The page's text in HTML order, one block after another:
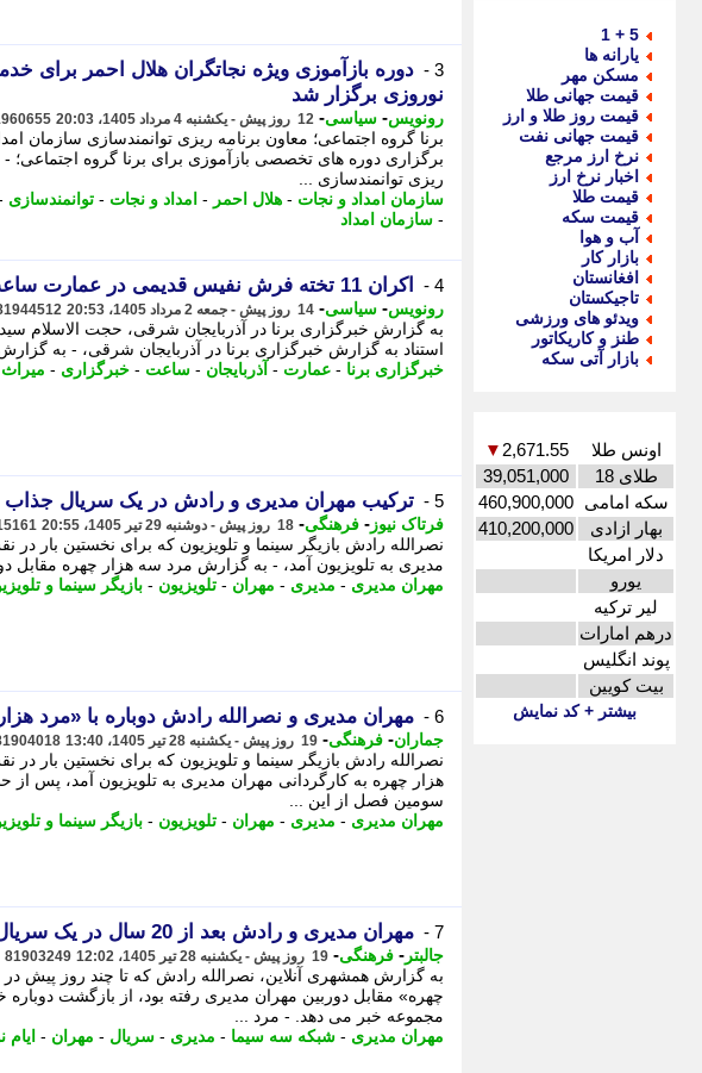
5 + 1
یارانه ها
مسکن مهر
قیمت جهانی طلا
قیمت روز طلا و ارز
قیمت جهانی نفت
نرخ ارز مرجع
اخبار نرخ ارز
قیمت طلا
قیمت سکه
آب و هوا
بازار کار
افغانستان
تاجیکستان
ویدئو های ورزشی
طنز و کاریکاتور
بازار آتی سکه
اونس طلا 2,671.55
▼
طلای 18
39,051,000
سکه امامی 460,900,000
بهار ازادی
410,200,000
دلار امریکا
یورو
لیر ترکیه
درهم امارات
پوند انگلیس
بیت کویین
بیشتر + کد نمایش
3 -
دوره بازآموزی ویژه نجاتگران هلال احمر برای
نوروزی برگزار شد
رونویس- سیاسی- 12 روز پیش - یکشنبه 4 مرداد 1405، 20:03
برنا گروه اجتماعی؛ معاون برنامه ریزی توانمندسازی سازمان
برگزاری دوره های تخصصی بازآموزی برای برنا گروه اجتماعی؛ -
ریزی توانمندسازی ...
سازمان امداد و نجات - هلال احمر - امداد و نجات - توانمندسازی
- سازمان امداد
4 - اکران 11 تخته فرش نفیس قدیمی در عمارت ساعت در ایام نوروز
رونویس- سیاسی- 14 روز پیش - جمعه 2 مرداد 1405، 20:53
به گزارش خبرگزاری برنا در آذربایجان شرقی، حجت
استناد به گزارش خبرگزاری برنا در آذربایجان شرقی، - به گزارش
خبرگزاری برنا - عمارت - آذربایجان - ساعت - خبرگزاری -
5 - ترکیب مهران مدیری و رادش در یک سریال جذاب
فرتاک نیوز - فرهنگی- 18 روز پیش - دوشنبه 29 تیر 1405، 20:55
نصرالله رادش بازیگر سینما و تلویزیون که برای نخستین بار
مدیری به تلویزیون آمد، - به گزارش مرد سه هزار چهره مقابل
مهران مدیری - مدیری - مهران - تلویزیون - بازیگر سینما و
6 - مهران مدیری و نصرالله رادش دوباره با «مرد
جماران- فرهنگی- 19 روز پیش - یکشنبه 28 تیر 1405، 13:40
نصرالله رادش بازیگر سینما و تلویزیون که برای نخستین بار در
هزار چهره به کارگردانی مهران مدیری به تلویزیون آمد، پس از
سومین فصل از این ...
مهران مدیری - مدیری - مهران - تلویزیون - بازیگر سینما و
7 - مهران مدیری و رادش بعد از 20 سال در یک سریال جدید
جالبتر - فرهنگی- 19 روز پیش - یکشنبه 28 تیر 1405، 12:02 81903249
به گزارش همشهری آنلاین، نصرالله رادش که تا چند روز پیش
چهره» مقابل دوربین مهران مدیری رفته بود، از بازگشت
مجموعه خبر می دهد. - مرد ...
مهران مدیری - شبکه سه سیما - مدیری - سریال - مهران - ایام